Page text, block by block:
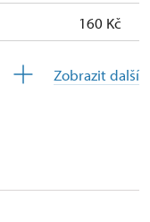
160 Kč
zdarma
Zobrazit další